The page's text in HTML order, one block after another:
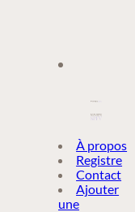
REGISTRE
À propos
Registre
Contact
Ajouter
une